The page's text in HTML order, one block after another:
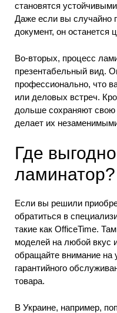
становятся
Даже если вы случайно
документ, он останется
Во-вторых, процесс
презентабельный вид.
профессионально, что
или деловых встреч.
дольше сохраняют свою
делает их
Где
ламинатор?
Если вы решили
обратиться в
такие как OfficeTime.
моделей на любой вкус
обращайте внимание на
гарантийного
товара.
В Украине, например,